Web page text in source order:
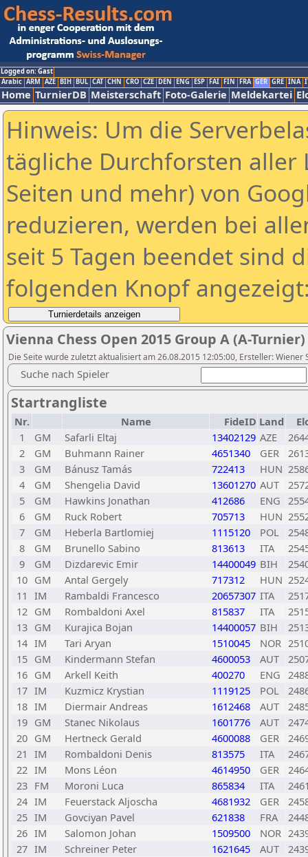
Logged on: Gast
Arabic ARM AZE BIH BUL CAT CHN CRO CZE DEN ENG ESP FAI FIN FRA GER GRE INA
Home TurnierDB Meisterschaft Foto-Galerie Meldekartei
Hinweis: Um die
tägliche Durchforsten aller
Seiten und mehr) von
reduzieren, werden bei
seit 5 Tagen beendet sind
folgenden Knopf
Vienna Chess Open 2015 Group A (A-Turnier)
Die Seite wurde zuletzt aktualisiert am 26.08.2015 12:05:00, Ersteller:
Suche nach Spieler
Startrangliste
Nr. Name FideID Land
1
GM Safarli Eltaj 13402129 AZE
2
GM Buhmann Rainer 4651340 GER
3
GM Bánusz Tamás 722413 HUN
4
GM Shengelia David 13601270 AUT
5
GM Hawkins Jonathan 412686 ENG
6
GM Ruck Robert 705713 HUN
7
GM Heberla Bartlomiej 1115120 POL
8
GM Brunello Sabino 813613 ITA
9
GM Dizdarevic Emir 14400049 BIH
10 GM Antal Gergely 717312 HUN
11 IM Rambaldi Francesco 20657307 ITA
12 GM Rombaldoni Axel 815837 ITA
13 GM Kurajica Bojan 14400057 BIH
14 IM Tari Aryan 1510045 NOR
15 GM Kindermann Stefan 4600053 AUT
16 GM Arkell Keith 400270 ENG
17 IM Kuzmicz Krystian 1119125 POL
18 IM Diermair Andreas 1612468 AUT
19 GM Stanec Nikolaus 1601776 AUT
20 GM Hertneck Gerald 4600088 GER
21 IM Rombaldoni Denis 813575 ITA
22 IM Mons Léon 4614950 GER
23 FM Moroni Luca 865834 ITA
24 IM Feuerstack Aljoscha 4681932 GER
25 IM Govciyan Pavel 621838 FRA
26 IM Salomon Johan 1509500 NOR
27 IM Schreiner Peter 1621645 AUT